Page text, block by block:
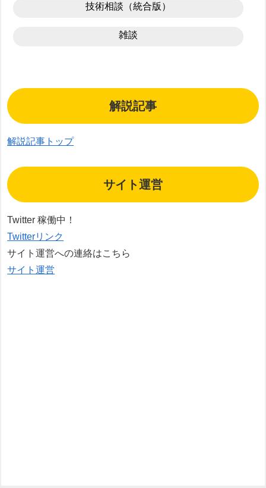
技術相談（統合版）
雑談
解説記事
解説記事トップ
サイト運営
Twitter 稼働中！
Twitterリンク
サイト運営への連絡はこちら
サイト運営